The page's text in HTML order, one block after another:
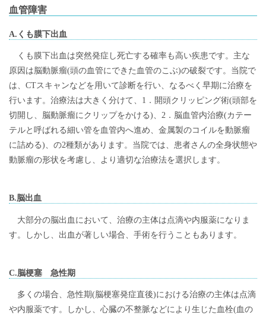
血管障害
A.くも膜下出血
くも膜下出血は突然発症し死亡する確率も高い疾患です。主な
原因は脳動脈瘤(頭の血管にできた血管のこぶ)の破裂です。当院で
は、CTスキャンなどを用いて診断を行い、なるべく早期に治療を
行います。治療法は大きく分けて、1．開頭クリッピング術(頭部を
切開し、脳動脈瘤にクリップをかける)、2．脳血管内治療(カテー
テルと呼ばれる細い管を血管内へ進め、金属製のコイルを動脈瘤
に詰める)、の2種類があります。当院では、患者さんの全身状態や
動脈瘤の形状を考慮し、より適切な治療法を選択します。
B.脳出血
大部分の脳出血において、治療の主体は点滴や内服薬になりま
す。しかし、出血が著しい場合、手術を行うこともあります。
C.脳梗塞 急性期
多くの場合、急性期(脳梗塞発症直後)における治療の主体は点滴
や内服薬です。しかし、心臓の不整脈などにより生じた血栓(血の